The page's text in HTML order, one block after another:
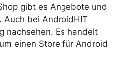
gibt es Angebote und
Auch bei AndroidHIT
nachsehen. Es handelt
einen Store für Android